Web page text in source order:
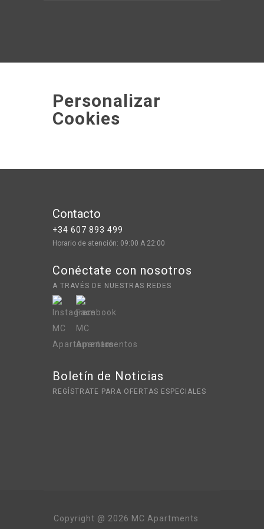
Personalizar
Cookies
Contacto
+34 607 893 499
Horario de atención: 09:00 A 22:00
Conéctate con nosotros
A TRAVÉS DE NUESTRAS REDES
Boletín de Noticias
REGÍSTRATE PARA OFERTAS ESPECIALES
Copyright @ 2026 MC Apartments